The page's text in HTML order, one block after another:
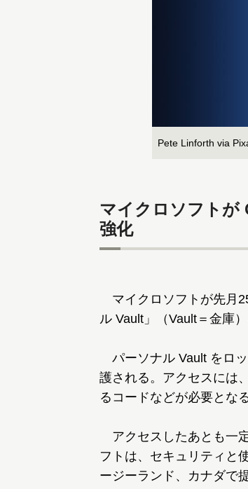
Pete Linforth via
マイクロソフトが
強化
マイクロソフトが先月
ル Vault」（Vault＝金庫
パーソナル Vault をロ
護される。アクセスには
るコードなどが必要となる
アクセスしたあとも一
フトは、セキュリティと
ージーランド、カナダで